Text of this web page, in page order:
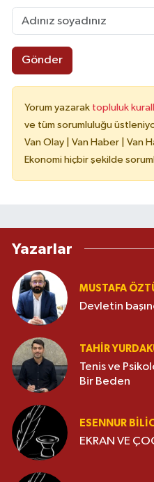
Gönder
Yorum yazarak topluluk
ve tüm sorumluluğu
Van Olay | Van Haber | Van
Ekonomi hiçbir şekilde
Yazarlar
MUSTAFA
Devletin
TAHIR
Tenis ve
Bir Beden
ESENNUR
EKRAN VE